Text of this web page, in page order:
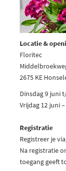
Locatie &
Floritec
2675 KE
Dinsdag 9 juni
Vrijdag 12 juni
Registratie
Registreer je via
Na registratie
toegang geeft